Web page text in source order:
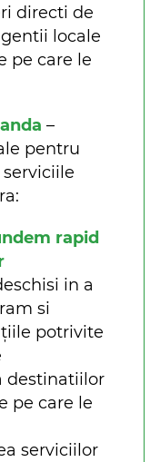
directi de
locale
pe care le
–
pentru
rapid
in a
si
potrivite
destinatiilor
pe care le
serviciilor